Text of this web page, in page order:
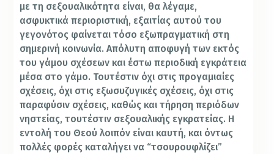
με τη σεξουαλικότητα είναι, θα λέγαμε,
ασφυκτικά περιοριστική, εξαιτίας αυτού του
γεγονότος φαίνεται τόσο εξωπραγματική στη
σημερινή κοινωνία. Απόλυτη αποφυγή των εκτός
του γάμου σχέσεων και έστω περιοδική εγκράτεια
μέσα στο γάμο. Τουτέστιν όχι στις προγαμιαίες
σχέσεις, όχι στις εξωσυζυγικές σχέσεις, όχι στις
παραφύσιν σχέσεις, καθώς και τήρηση περιόδων
νηστείας, τουτέστιν σεξουαλικής εγκρατείας. Η
εντολή του Θεού λοιπόν είναι καυτή, και όντως
πολλές φορές καταλήγει να “τσουρουφλίζει”